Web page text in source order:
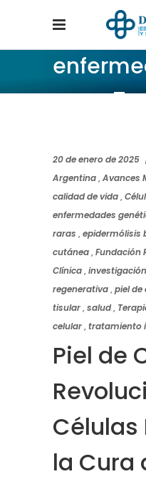
raras
20 de enero de 2025
Argentina,Avances
calidad de vida,
enfermedades
raras ,epidermólisis
cutánea,Fundación
Clínica,
regenerativa,piel de
tisular,salud,
celular,tratamiento
Piel de
Células
la Cura